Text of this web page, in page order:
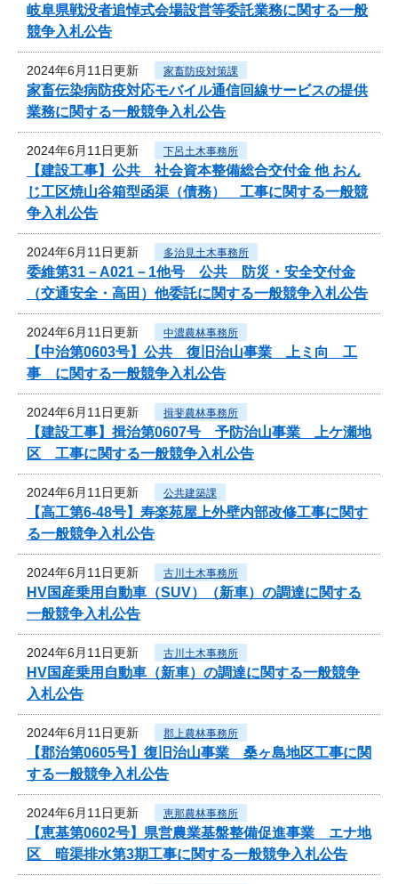
岐阜県戦没者追悼式会場設営等委託業務に関する一般
競争入札公告
2024年6月11日更新 家畜防疫対策課
家畜伝染病防疫対応モバイル通信回線サービスの提供
業務に関する一般競争入札公告
2024年6月11日更新 下呂土木事務所
【建設工事】公共 社会資本整備総合交付金 他 おん
じ工区焼山谷箱型函渠（債務） 工事に関する一般競
争入札公告
2024年6月11日更新 多治見土木事務所
委維第31－A021－1他号 公共 防災・安全交付金
（交通安全・高田）他委託に関する一般競争入札公告
2024年6月11日更新 中濃農林事務所
【中治第0603号】公共 復旧治山事業 上ミ向 工
事 に関する一般競争入札公告
2024年6月11日更新 揖斐農林事務所
【建設工事】揖治第0607号 予防治山事業 上ケ瀬地
区 工事に関する一般競争入札公告
2024年6月11日更新 公共建築課
【高工第6-48号】寿楽苑屋上外壁内部改修工事に関す
る一般競争入札公告
2024年6月11日更新 古川土木事務所
HV国産乗用自動車（SUV）（新車）の調達に関する
一般競争入札公告
2024年6月11日更新 古川土木事務所
HV国産乗用自動車（新車）の調達に関する一般競争
入札公告
2024年6月11日更新 郡上農林事務所
【郡治第0605号】復旧治山事業 桑ヶ島地区工事に関
する一般競争入札公告
2024年6月11日更新 恵那農林事務所
【恵基第0602号】県営農業基盤整備促進事業 エナ地
区 暗渠排水第3期工事に関する一般競争入札公告